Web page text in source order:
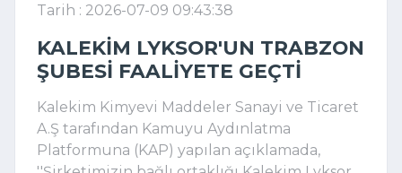
Tarih : 2026-07-09 09:43:38
KALEKIM LYKSOR'UN TRABZON
ŞUBESI FAALIYETE GEÇTI
Kalekim Kimyevi Maddeler Sanayi ve Ticaret
A.Ş tarafından Kamuyu Aydınlatma
Platformuna (KAP) yapılan açıklamada,